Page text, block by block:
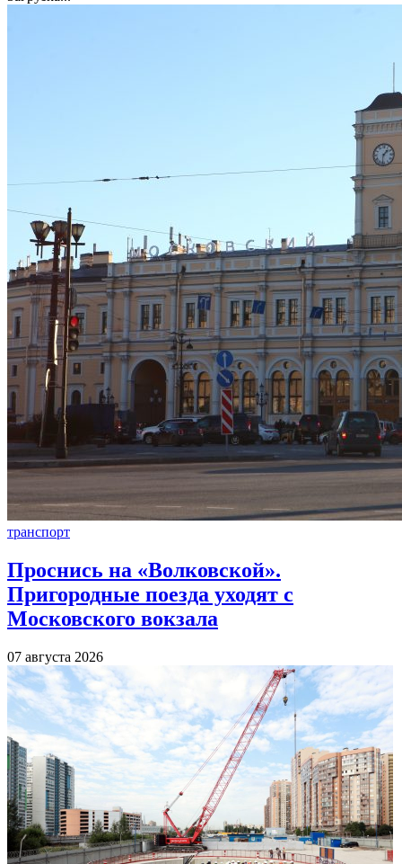
транспорт
Проснись на «Волковской».
Пригородные поезда уходят с
Московского вокзала
07 августа 2026